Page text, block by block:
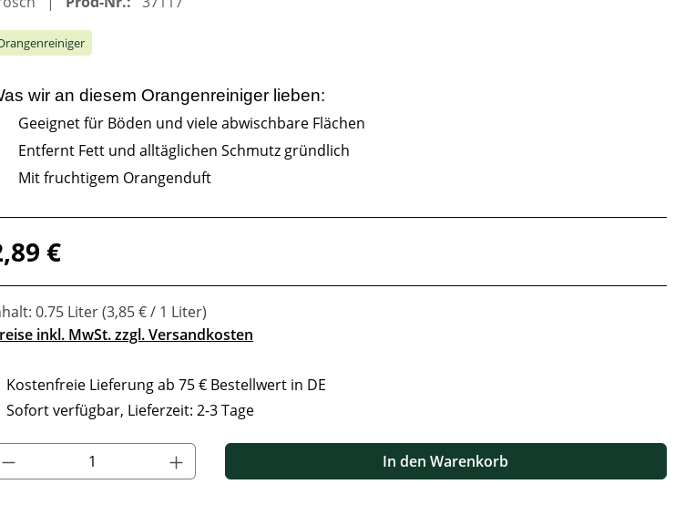
wir an diesem Orangenreiniger lieben:
Geeignet für Böden und viele abwischbare Flächen
Entfernt Fett und alltäglichen Schmutz gründlich
Mit fruchtigem Orangenduft
Preis:
€
0.75 Liter(3,85 € / 1 Liter)
inkl. MwSt. zzgl. Versandkosten
Kostenfreie Lieferung ab 75 € Bestellwert in DE
Sofort verfügbar, Lieferzeit: 2-3 Tage
Anzahl: Gib den gewünschten Wert ein oder benutze die Schaltflächen um die Anzahl zu erhöhen oder
In den Warenkorb